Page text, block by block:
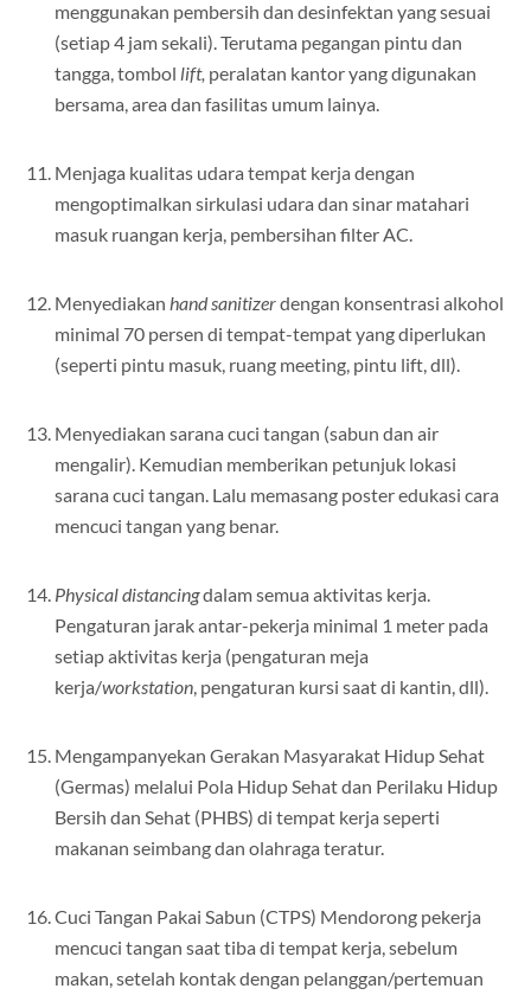
menggunakan pembersih dan desinfektan yang sesuai
(setiap 4 jam sekali). Terutama pegangan pintu dan
tangga, tombol lift, peralatan kantor yang digunakan
bersama, area dan fasilitas umum lainya.
Menjaga kualitas udara tempat kerja dengan
mengoptimalkan sirkulasi udara dan sinar matahari
masuk ruangan kerja, pembersihan filter AC.
Menyediakan hand sanitizerdengan konsentrasi alkohol
minimal 70 persen di tempat-tempat yang diperlukan
(seperti pintu masuk, ruang meeting, pintu lift, dll).
Menyediakan sarana cuci tangan (sabun dan air
mengalir). Kemudian memberikan petunjuk lokasi
sarana cuci tangan. Lalu memasang poster edukasi cara
mencuci tangan yang benar.
Physical distancingdalam semua aktivitas kerja.
Pengaturan jarak antar-pekerja minimal 1 meter pada
setiap aktivitas kerja (pengaturan meja
kerja/workstation, pengaturan kursi saat di kantin, dll).
Mengampanyekan Gerakan Masyarakat Hidup Sehat
(Germas) melalui Pola Hidup Sehat dan Perilaku Hidup
Bersih dan Sehat (PHBS) di tempat kerja seperti
makanan seimbang dan olahraga teratur.
Cuci Tangan Pakai Sabun (CTPS) Mendorong pekerja
mencuci tangan saat tiba di tempat kerja, sebelum
makan, setelah kontak dengan pelanggan/pertemuan